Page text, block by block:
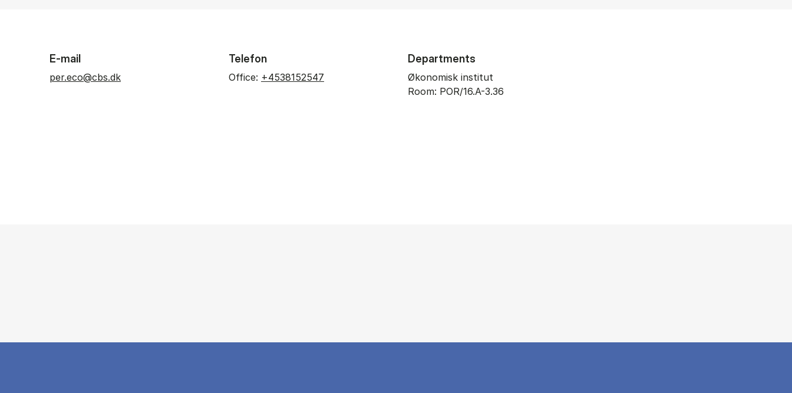
E-mail
per.eco@cbs.dk
Telefon
Office: +4538152547
Departments
Økonomisk institut
Room: POR/16.A-3.36